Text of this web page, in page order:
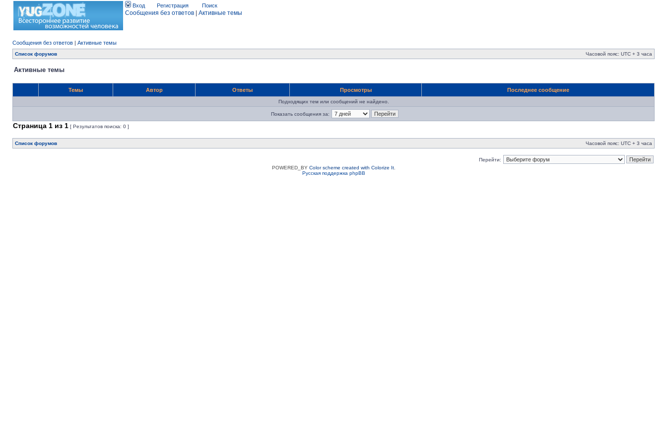
Вход Регистрация Поиск
Сообщения без ответов Активные темы
Сообщения без ответов | Активные темы
Список форумов Часовой пояс: UTC + 3 часа
Активные темы
Темы Автор Ответы Просмотры Последнее сообщение
Подходящих тем или сообщений не найдено.
Показать сообщения за:
Страница 1 из 1 [ Результатов поиска: 0 ]
Список форумов Часовой пояс: UTC + 3 часа
Перейти:
POWERED_BY Color scheme created with Colorize It.
Русская поддержка phpBB